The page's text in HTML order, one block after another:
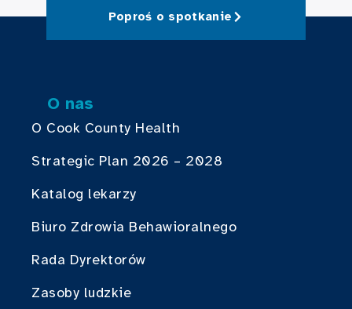
Poproś o spotkanie
O nas
O Cook County Health
Strategic Plan 2026 – 2028
Katalog lekarzy
Biuro Zdrowia Behawioralnego
Rada Dyrektorów
Zasoby ludzkie